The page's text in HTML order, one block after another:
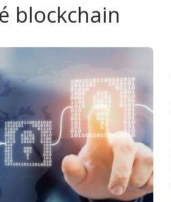
blockchain